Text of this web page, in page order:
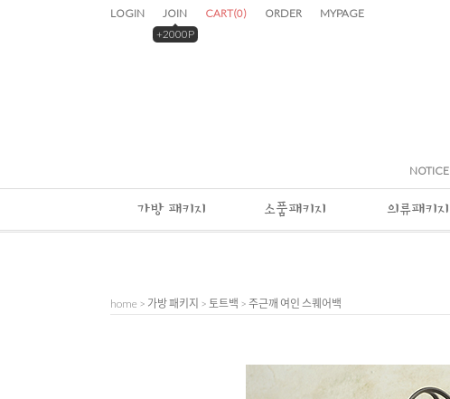
LOGIN
JOIN
+2000P
CART(0) ORDER MYPAGE
NOTICE
가방 패키지 소품패키지 의류패키지
home > 가방 패키지 > 토트백 > 주근깨 여인 스퀘어백